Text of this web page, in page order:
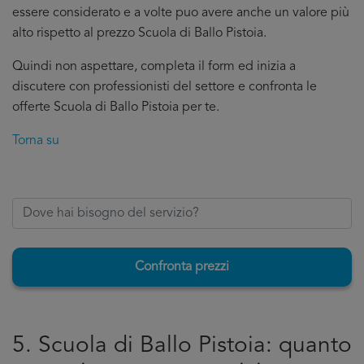
essere considerato e a volte puo avere anche un valore più
alto rispetto al prezzo Scuola di Ballo Pistoia.
Quindi non aspettare, completa il form ed inizia a
discutere con professionisti del settore e confronta le
offerte Scuola di Ballo Pistoia per te.
Torna su
Confronta prezzi
5. Scuola di Ballo Pistoia: quanto